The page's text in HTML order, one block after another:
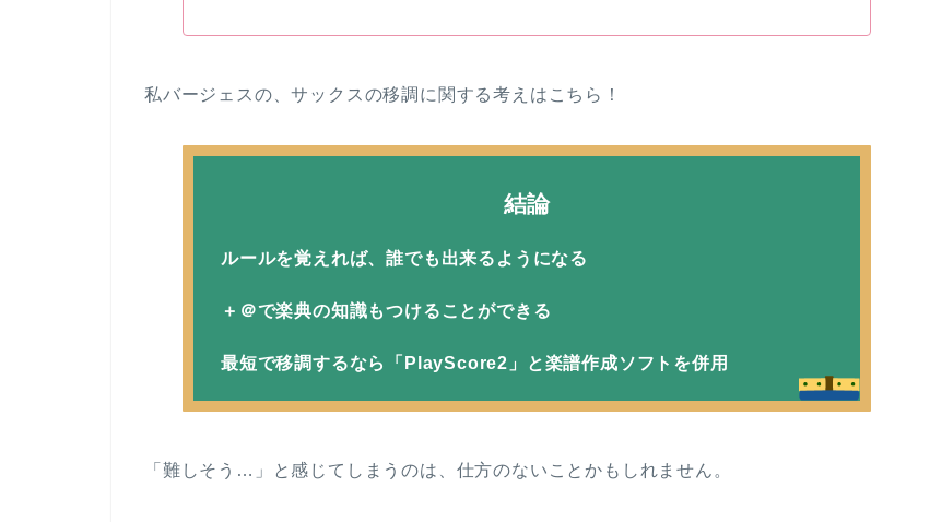
私バージェスの、サックスの移調に関する考えはこちら！
結論
ルールを覚えれば、誰でも出来るようになる
＋＠で楽典の知識もつけることができる
最短で移調するなら「PlayScore2」と楽譜作成ソフトを併用
「難しそう…」と感じてしまうのは、仕方のないことかもしれません。